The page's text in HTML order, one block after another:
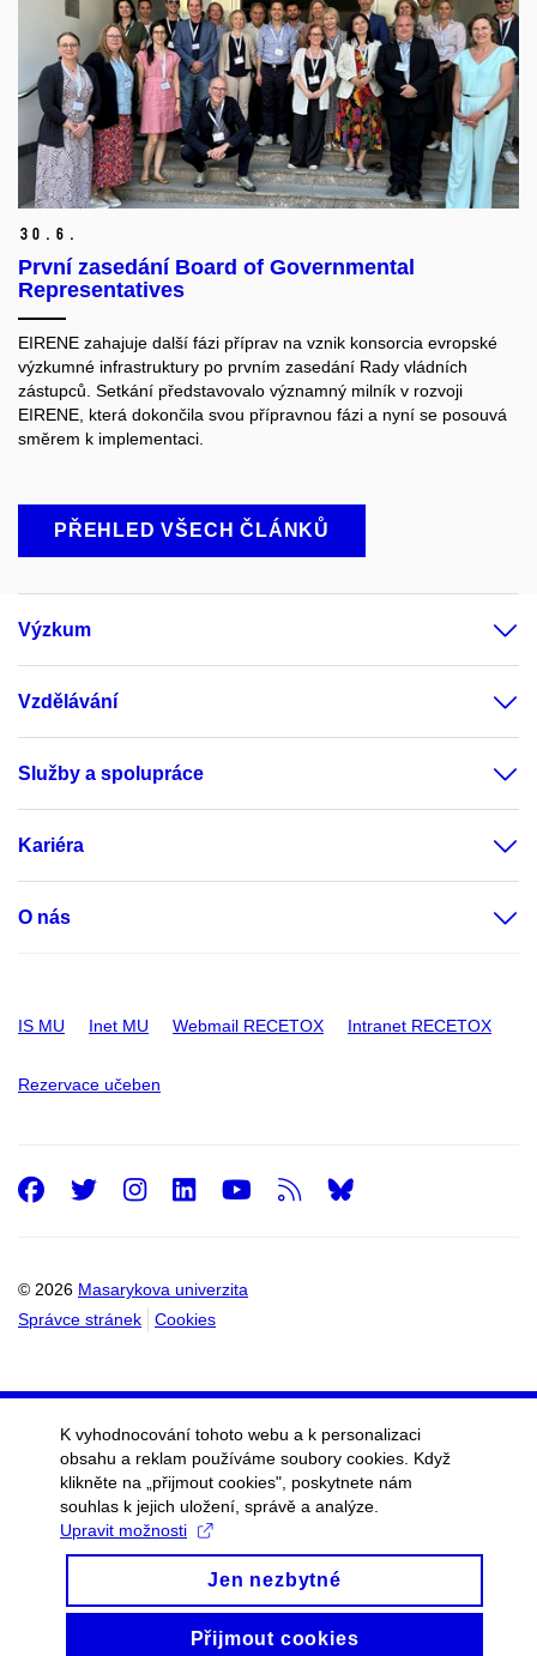
30. 6.
První zasedání Board of Governmental
Representatives
EIRENE zahajuje další fázi příprav na vznik konsorcia evropské
výzkumné infrastruktury po prvním zasedání Rady vládních
zástupců. Setkání představovalo významný milník v rozvoji
EIRENE, která dokončila svou přípravnou fázi a nyní se posouvá
směrem k implementaci.
PŘEHLED VŠECH ČLÁNKŮ
Výzkum
Vzdělávání
Služby a spolupráce
Kariéra
O nás
IS MU Inet MU Webmail RECETOX Intranet RECETOX
Rezervace učeben
© 2026 Masarykova univerzita
Správce stránek
Cookies
Facebook
Twitter
Instagram
LinkedIn
Youtube
RSS
K vyhodnocování tohoto webu a k personalizaci
obsahu a reklam používáme soubory cookies. Když
klikněte na „přijmout cookies", poskytnete nám
souhlas k jejich uložení, správě a analýze.
Upravit možnosti
Jen nezbytné
Přijmout cookies